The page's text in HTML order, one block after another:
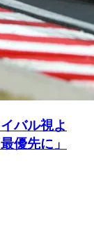
バル視よ
優先に」